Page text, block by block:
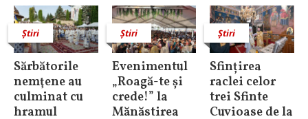
Știri
Sărbătorile
nemţene au
culminat cu
hramul
Știri
Evenimentul
„Roagă-te și
crede!” la
Mănăstirea
Știri
Sfințirea
raclei celor
trei Sfinte
Cuvioase de la